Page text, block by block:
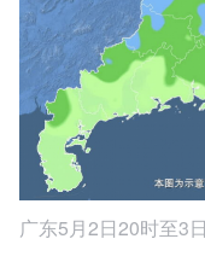
广东5月2日20时至3